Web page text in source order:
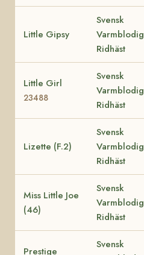
Little Gipsy
Svensk
Varmblodig
Ridhäst
Little Girl
23488
Svensk
Varmblodig
Ridhäst
Lizette (F.2)
Svensk
Varmblodig
Ridhäst
Miss Little Joe
(46)
Svensk
Varmblodig
Ridhäst
Prestige
Svensk